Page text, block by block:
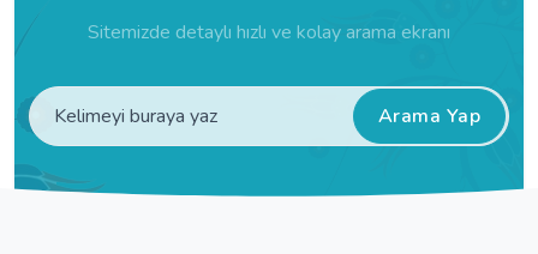
Sitemizde detaylı hızlı ve kolay arama ekranı
Arama Yap